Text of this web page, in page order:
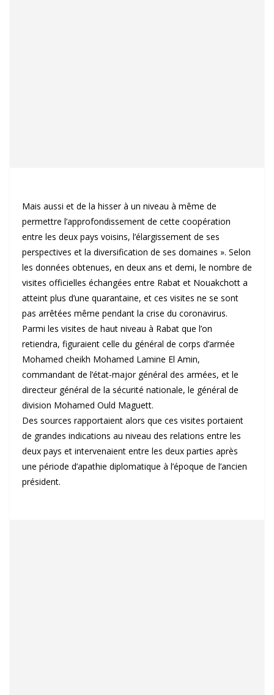
Mais aussi et de la hisser à un niveau à même de
permettre l’approfondissement de cette coopération
entre les deux pays voisins, l’élargissement de ses
perspectives et la diversification de ses domaines ». Selon
les données obtenues, en deux ans et demi, le nombre de
visites officielles échangées entre Rabat et Nouakchott a
atteint plus d’une quarantaine, et ces visites ne se sont
pas arrêtées même pendant la crise du coronavirus.
Parmi les visites de haut niveau à Rabat que l’on
retiendra, figuraient celle du général de corps d’armée
Mohamed cheikh Mohamed Lamine El Amin,
commandant de l’état-major général des armées, et le
directeur général de la sécurité nationale, le général de
division Mohamed Ould Maguett.
Des sources rapportaient alors que ces visites portaient
de grandes indications au niveau des relations entre les
deux pays et intervenaient entre les deux parties après
une période d’apathie diplomatique à l’époque de l’ancien
président.